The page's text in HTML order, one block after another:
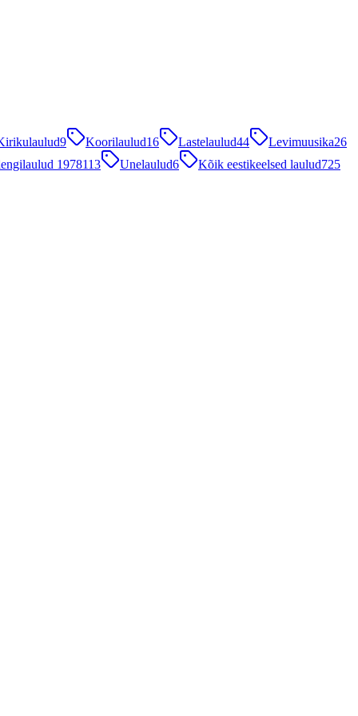
9 Koorilaulud16 Lastelaulud44 Levimuusika26
1978113 Unelaulud6 Kõik eestikeelsed laulud725